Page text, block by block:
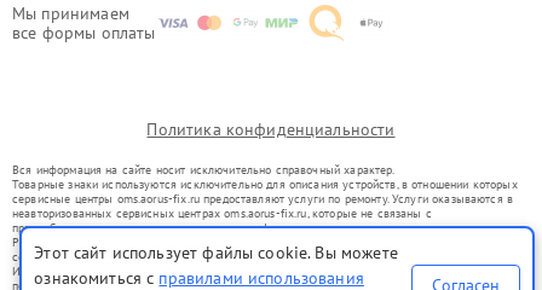
Мы принимаем
все формы оплаты
Политика конфиденциальности
Вся информация на сайте носит исключительно справочный характер.
Товарные знаки используются исключительно для описания устройств, в отношении которых
сервисные центры oms.aorus-fix.ru предоставляют услуги по ремонту. Услуги оказываются в
неавторизованных сервисных центрах oms.aorus-fix.ru, которые не связаны с
правообладателями товарных знаков или их официальными представителями.
Ремонт осуществляется для устройств, уже введенных в гражданский оборот в соответствии
со статьей 1487 ГК РФ.
Использование товарных знаков не преследует цели индивидуализации услуг или введения
потребителей в заблуждение, а служит для информирования о предоставляемых услугах по
Этот сайт использует файлы cookie. Вы можете
ознакомиться с правилами использования Согласен